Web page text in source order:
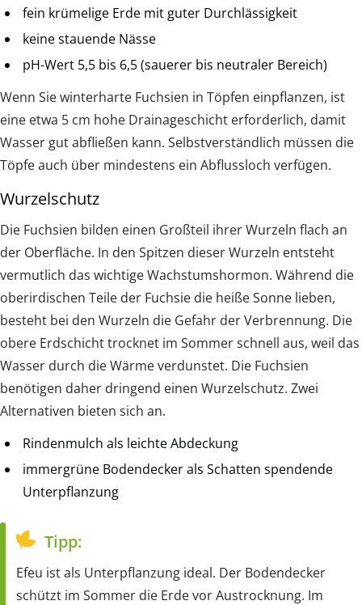
fein krümelige Erde mit guter Durchlässigkeit
keine stauende Nässe
pH-Wert 5,5 bis 6,5 (sauerer bis neutraler Bereich)
Wenn Sie winterharte Fuchsien in Töpfen einpflanzen, ist
eine etwa 5 cm hohe Drainageschicht erforderlich, damit
Wasser gut abfließen kann. Selbstverständlich müssen die
Töpfe auch über mindestens ein Abflussloch verfügen.
Wurzelschutz
Die Fuchsien bilden einen Großteil ihrer Wurzeln flach an
der Oberfläche. In den Spitzen dieser Wurzeln entsteht
vermutlich das wichtige Wachstumshormon. Während die
oberirdischen Teile der Fuchsie die heiße Sonne lieben,
besteht bei den Wurzeln die Gefahr der Verbrennung. Die
obere Erdschicht trocknet im Sommer schnell aus, weil das
Wasser durch die Wärme verdunstet. Die Fuchsien
benötigen daher dringend einen Wurzelschutz. Zwei
Alternativen bieten sich an.
Rindenmulch als leichte Abdeckung
immergrüne Bodendecker als Schatten spendende
Unterpflanzung
Tipp:
Efeu ist als Unterpflanzung ideal. Der Bodendecker
schützt im Sommer die Erde vor Austrocknung. Im